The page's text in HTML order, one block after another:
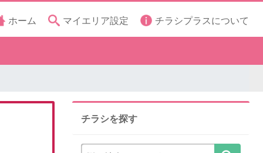
ホーム マイエリア設定 チラシプラスについて
チラシを探す